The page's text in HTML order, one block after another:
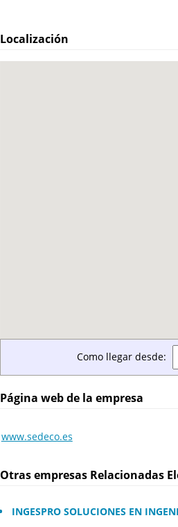
Localización
Como llegar desde:
Página web de la empresa
www.sedeco.es
Otras empresas Relacionadas
INGESPRO SOLUCIONES EN